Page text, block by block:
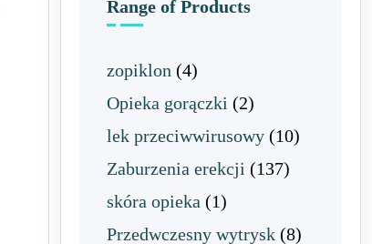
Range of Products
zopiklon (4)
Opieka gorączki (2)
lek przeciwwirusowy (10)
Zaburzenia erekcji (137)
skóra opieka (1)
Przedwczesny wytrysk (8)